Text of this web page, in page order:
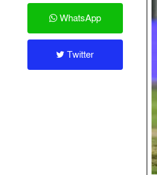
WhatsApp
Twitter